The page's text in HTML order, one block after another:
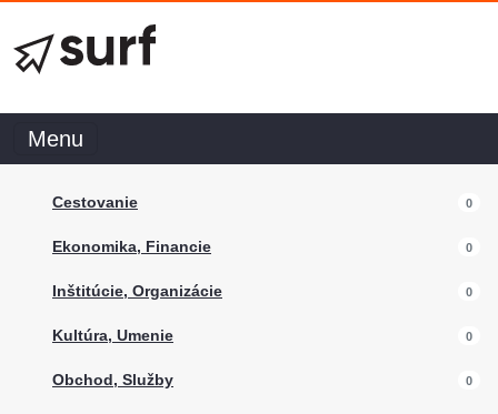
Menu
Cestovanie 0
Ekonomika, Financie 0
Inštitúcie, Organizácie 0
Kultúra, Umenie 0
Obchod, Služby 0